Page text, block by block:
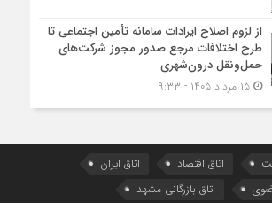
از لزوم اصلاح ایرادات سامانه تأمین اجتماعی تا
طرح اختلافات مرجع صدور مجوز شرکت‌های
حمل‌ونقل درون‌شهری
۱۵ مرداد ۱۴۰۵ - ۹:۳۳
اتاق اقتصاد
اتاق ایران
اتاق بازرگانی مشهد